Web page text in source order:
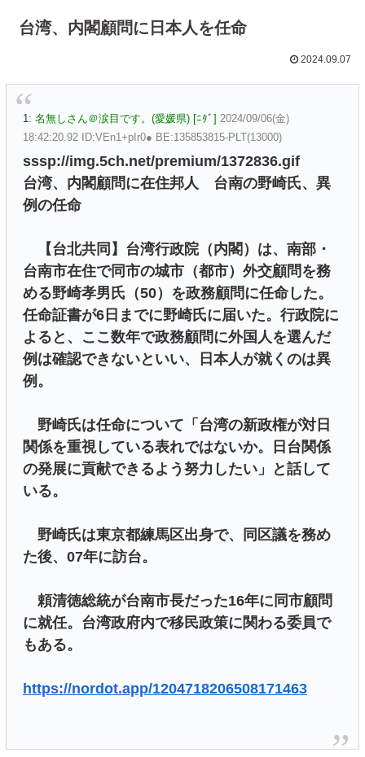
台湾、内閣顧問に日本人を任命
2024.09.07
1: 名無しさん＠涙目です。(愛媛県) [ﾆﾀﾞ] 2024/09/06(金)
18:42:20.92 ID:VEn1+pIr0● BE:135853815-PLT(13000)
sssp://img.5ch.net/premium/1372836.gif
台湾、内閣顧問に在住邦人 台南の野崎氏、異
例の任命
【台北共同】台湾行政院（内閣）は、南部・
台南市在住で同市の城市（都市）外交顧問を務
める野崎孝男氏（50）を政務顧問に任命した。
任命証書が6日までに野崎氏に届いた。行政院に
よると、ここ数年で政務顧問に外国人を選んだ
例は確認できないといい、日本人が就くのは異
例。
野崎氏は任命について「台湾の新政権が対日
関係を重視している表れではないか。日台関係
の発展に貢献できるよう努力したい」と話して
いる。
野崎氏は東京都練馬区出身で、同区議を務め
た後、07年に訪台。
頼清徳総統が台南市長だった16年に同市顧問
に就任。台湾政府内で移民政策に関わる委員で
もある。
https://nordot.app/1204718206508171463